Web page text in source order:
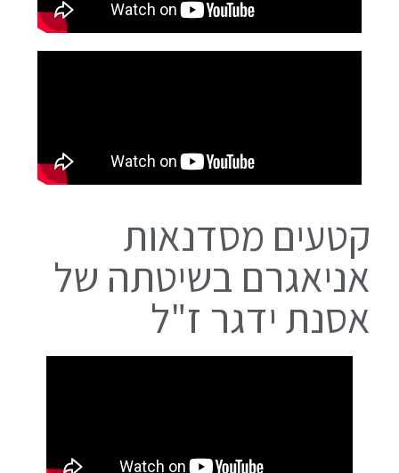
קטעים מסדנאות
אניאגרם בשיטתה של
אסנת ידגר ז"ל